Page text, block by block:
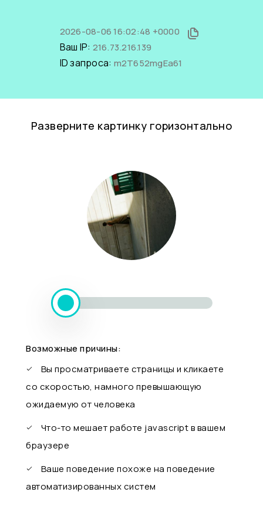
2026-08-06 16:02:48 +0000
Ваш IP: 216.73.216.139
ID запроса: m2T652mgEa61
Разверните картинку горизонтально
Возможные причины:
Вы просматриваете страницы и кликаете
со скоростью, намного превышающую
ожидаемую от человека
Что-то мешает работе javascript в вашем
браузере
Ваше поведение похоже на поведение
автоматизированных систем